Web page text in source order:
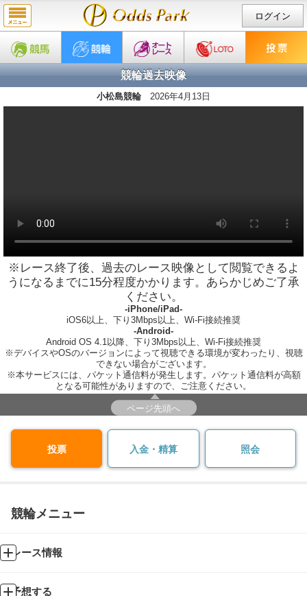
ログイン
競輪過去映像
小松島競輪 2026年4月13日
※レース終了後、過去のレース映像として閲覧できるよ
うになるまでに15分程度かかります。あらかじめご了承
ください。
-iPhone/iPad-
iOS6以上、下り3Mbps以上、Wi-Fi接続推奨
-Android-
Android OS 4.1以降、下り3Mbps以上、Wi-Fi接続推奨
※デバイスやOSのバージョンによって視聴できる環境が変わったり、視聴
できない場合がございます。
※本サービスには、パケット通信料が発生します。パケット通信料が高額
となる可能性がありますので、ご注意ください。
ページ先頭へ
投票 入金・精算 照会
競輪メニュー
レース情報
予想する